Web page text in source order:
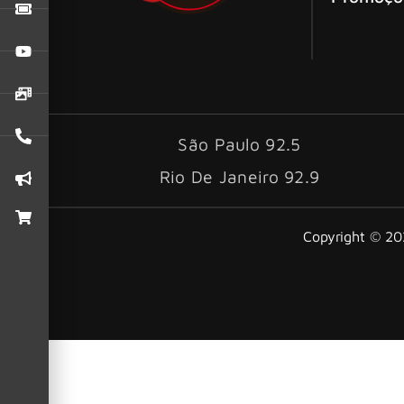
São Paulo 92.5
Rio De Janeiro 92.9
Copyright ©